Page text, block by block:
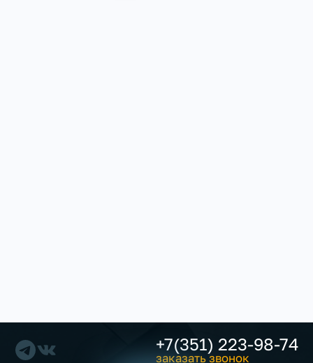
+7(351) 223-98-74
заказать звонок